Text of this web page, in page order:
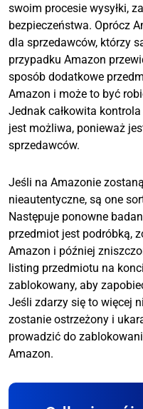
swoim procesie wysyłki,
bezpieczeństwa. Oprócz
dla sprzedawców, którzy
przypadku Amazon
sposób dodatkowe
Amazon i może to być
Jednak całkowita
jest możliwa, ponieważ
sprzedawców.
Jeśli na Amazonie
nieautentyczne, są one
Następuje ponowne
przedmiot jest podróbką,
Amazon i później
listing przedmiotu na
zablokowany, aby
Jeśli zdarzy się to więcej
zostanie ostrzeżony i
prowadzić do
Amazon.